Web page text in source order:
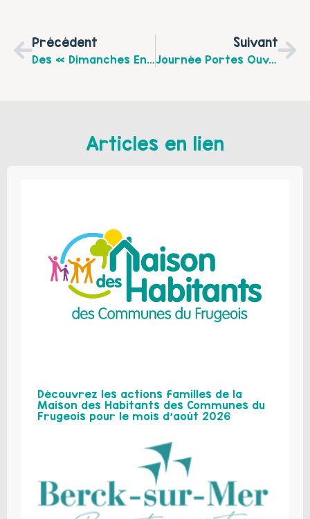
Précédent
Des « Dimanches En Famille » Tous Les Mois À Verquigneul !
Suivant
Journée Portes Ouvertes À La Maison Pour Tous De Lillers !
Articles en lien
Découvrez les actions familles de la
Maison des Habitants des Communes du
Frugeois pour le mois d’août 2026